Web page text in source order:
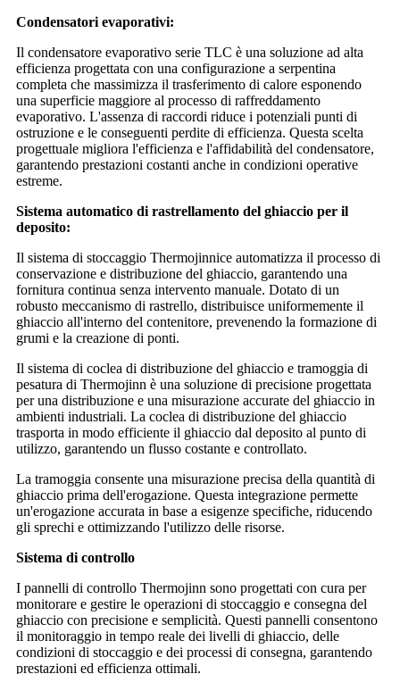
Condensatori evaporativi:
Il condensatore evaporativo serie TLC è una soluzione ad alta
efficienza progettata con una configurazione a serpentina
completa che massimizza il trasferimento di calore esponendo
una superficie maggiore al processo di raffreddamento
evaporativo. L'assenza di raccordi riduce i potenziali punti di
ostruzione e le conseguenti perdite di efficienza. Questa scelta
progettuale migliora l'efficienza e l'affidabilità del condensatore,
garantendo prestazioni costanti anche in condizioni operative
estreme.
Sistema automatico di rastrellamento del ghiaccio per il
deposito:
Il sistema di stoccaggio Thermojinnice automatizza il processo di
conservazione e distribuzione del ghiaccio, garantendo una
fornitura continua senza intervento manuale. Dotato di un
robusto meccanismo di rastrello, distribuisce uniformemente il
ghiaccio all'interno del contenitore, prevenendo la formazione di
grumi e la creazione di ponti.
Il sistema di coclea di distribuzione del ghiaccio e tramoggia di
pesatura di Thermojinn è una soluzione di precisione progettata
per una distribuzione e una misurazione accurate del ghiaccio in
ambienti industriali. La coclea di distribuzione del ghiaccio
trasporta in modo efficiente il ghiaccio dal deposito al punto di
utilizzo, garantendo un flusso costante e controllato.
La tramoggia consente una misurazione precisa della quantità di
ghiaccio prima dell'erogazione. Questa integrazione permette
un'erogazione accurata in base a esigenze specifiche, riducendo
gli sprechi e ottimizzando l'utilizzo delle risorse.
Sistema di controllo
I pannelli di controllo Thermojinn sono progettati con cura per
monitorare e gestire le operazioni di stoccaggio e consegna del
ghiaccio con precisione e semplicità. Questi pannelli consentono
il monitoraggio in tempo reale dei livelli di ghiaccio, delle
condizioni di stoccaggio e dei processi di consegna, garantendo
prestazioni ed efficienza ottimali.